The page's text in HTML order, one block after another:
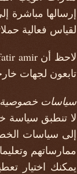
لقياس فعالية
تابعون لجهات
سياسات خصوصية
إلى سياسات
ممارساتهم
يمكنك اختيار